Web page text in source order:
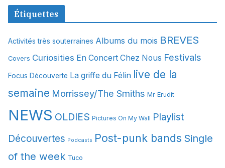
c
v
e
Étiquettes
Activités très souterraines Albums du mois BREVES
Covers Curiosities En Concert Chez Nous Festivals
Focus Découverte La griffe du Félin live de la
semaine Morrissey/The Smiths Mr Erudit
NEWS OLDIES Pictures On My Wall Playlist
Découvertes Podcasts Post-punk bands Single
of the week Tuco